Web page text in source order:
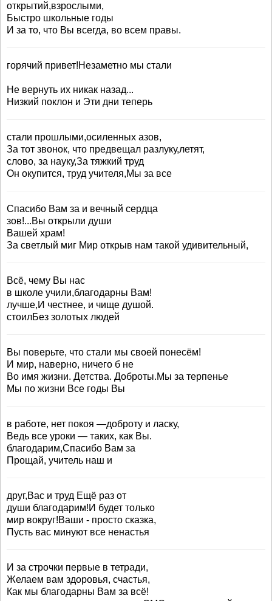
открытий,взрослыми,
Быстро школьные годы
И за то, что Вы всегда, во всем правы.
горячий привет!Незаметно мы стали
Не вернуть их никак назад...
Низкий поклон и Эти дни теперь
стали прошлыми,осиленных азов,
За тот звонок, что предвещал разлуку,летят,
слово, за науку,За тяжкий труд
Он окупится, труд учителя,Мы за все
Спасибо Вам за и вечный сердца
зов!...Вы открыли души
Вашей храм!
За светлый миг Мир открыв нам такой удивительный,
Всё, чему Вы нас
в школе учили,благодарны Вам!
лучше,И честнее, и чище душой.
стоилБез золотых людей
Вы поверьте, что стали мы своей понесём!
И мир, наверно, ничего б не
Во имя жизни. Детства. Доброты.Мы за терпенье
Мы по жизни Все годы Вы
в работе, нет покоя —доброту и ласку,
Ведь все уроки — таких, как Вы.
благодарим,Спасибо Вам за
Прощай, учитель наш и
друг,Вас и труд Ещё раз от
души благодарим!И будет только
мир вокруг!Ваши - просто сказка,
Пусть вас минуют все ненастья
И за строчки первые в тетради,
Желаем вам здоровья, счастья,
Как мы благодарны Вам за всё!